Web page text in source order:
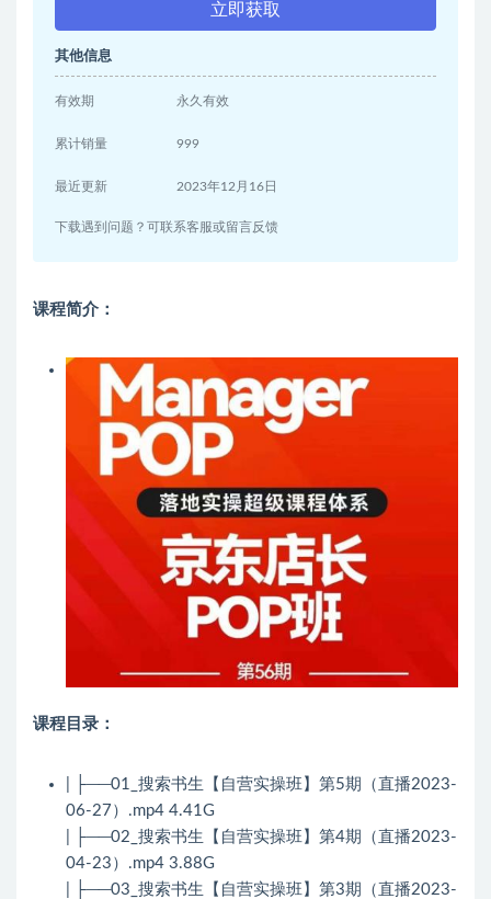
立即获取
其他信息
有效期 永久有效
累计销量 999
最近更新 2023年12月16日
下载遇到问题？可联系客服或留言反馈
课程简介：
课程目录：
| ├──01_搜索书生【自营实操班】第5期（直播2023-
06-27）.mp4 4.41G
| ├──02_搜索书生【自营实操班】第4期（直播2023-
04-23）.mp4 3.88G
| ├──03_搜索书生【自营实操班】第3期（直播2023-